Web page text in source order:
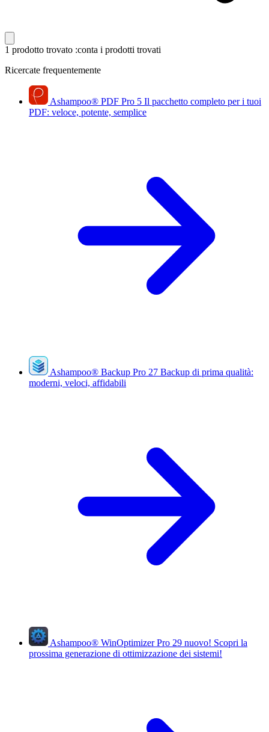
1 prodotto trovato :conta i prodotti trovati
Ricercate frequentemente
Ashampoo® PDF Pro 5 Il pacchetto completo per i tuoi
PDF: veloce, potente, semplice
Ashampoo® Backup Pro 27 Backup di prima qualità:
moderni, veloci, affidabili
Ashampoo® WinOptimizer Pro 29 nuovo! Scopri la
prossima generazione di ottimizzazione dei sistemi!